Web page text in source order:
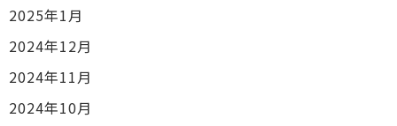
2025年1月
2024年12月
2024年11月
2024年10月